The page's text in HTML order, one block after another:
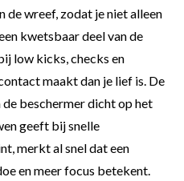
de wreef, zodat je niet alleen
kwetsbaar deel van de
low kicks, checks en
maakt dan je lief is. De
beschermer dicht op het
geeft bij snelle
merkt al snel dat een
en meer focus betekent.